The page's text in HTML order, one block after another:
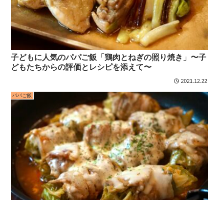
子どもに人気のパパご飯「鶏肉とねぎの照り焼き」〜子
どもたちからの評価とレシピを添えて〜
2021.12.22
パパご飯